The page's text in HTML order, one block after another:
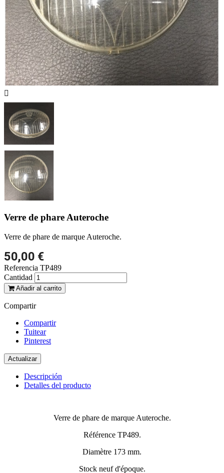

Verre de phare Auteroche
Verre de phare de marque Auteroche.
50,00 €
Referencia TP489
Cantidad
Añadir al carrito
Compartir
Compartir
Tuitear
Pinterest
Descripción
Detalles del producto
Verre de phare de marque Auteroche.
Référence TP489.
Diamètre 173 mm.
Stock neuf d'époque.